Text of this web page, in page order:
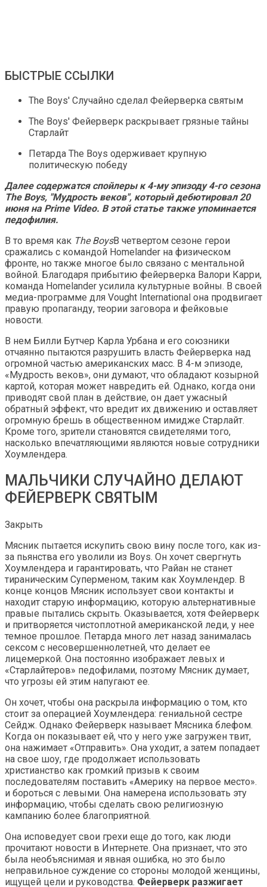
БЫСТРЫЕ ССЫЛКИ
The Boys' Случайно сделал Фейерверка святым
The Boys' Фейерверк раскрывает грязные тайны
Старлайт
Петарда The Boys одерживает крупную
политическую победу
Далее содержатся спойлеры к 4-му эпизоду 4-го сезона
The Boys, "Мудрость веков", который дебютировал 20
июня на Prime Video. В этой статье также упоминается
педофилия.
В то время как The BoysВ четвертом сезоне герои
сражались с командой Homelander на физическом
фронте, но также многое было связано с ментальной
войной. Благодаря прибытию фейерверка Валори Карри,
команда Homelander усилила культурные войны. В своей
медиа-программе для Vought International она продвигает
правую пропаганду, теории заговора и фейковые
новости.
В нем Билли Бутчер Карла Урбана и его союзники
отчаянно пытаются разрушить власть Фейерверка над
огромной частью американских масс. В 4-м эпизоде,
«Мудрость веков», они думают, что обладают козырной
картой, которая может навредить ей. Однако, когда они
приводят свой план в действие, он дает ужасный
обратный эффект, что вредит их движению и оставляет
огромную брешь в общественном имидже Старлайт.
Кроме того, зрители становятся свидетелями того,
насколько впечатляющими являются новые сотрудники
Хоумлендера.
МАЛЬЧИКИ СЛУЧАЙНО ДЕЛАЮТ
ФЕЙЕРВЕРК СВЯТЫМ
Закрыть
Мясник пытается искупить свою вину после того, как из-
за пьянства его уволили из Boys. Он хочет свергнуть
Хоумлендера и гарантировать, что Райан не станет
тираническим Суперменом, таким как Хоумлендер. В
конце концов Мясник использует свои контакты и
находит старую информацию, которую альтернативные
правые пытались скрыть. Оказывается, хотя Фейерверк
и притворяется чистоплотной американской леди, у нее
темное прошлое. Петарда много лет назад занималась
сексом с несовершеннолетней, что делает ее
лицемеркой. Она постоянно изображает левых и
«Старлайтеров» педофилами, поэтому Мясник думает,
что угрозы ей этим напугают ее.
Он хочет, чтобы она раскрыла информацию о том, кто
стоит за операцией Хоумлендера: гениальной сестре
Сейдж. Однако Фейерверк называет Мясника блефом.
Когда он показывает ей, что у него уже загружен твит,
она нажимает «Отправить». Она уходит, а затем попадает
на свое шоу, где продолжает использовать
христианство как громкий призыв к своим
последователям поставить «Америку на первое место».
и бороться с левыми. Она намерена использовать эту
информацию, чтобы сделать свою религиозную
кампанию более благоприятной.
Она исповедует свои грехи еще до того, как люди
прочитают новости в Интернете. Она признает, что это
была необъяснимая и явная ошибка, но это было
неправильное суждение со стороны молодой женщины,
ищущей цели и руководства. Фейерверк разжигает